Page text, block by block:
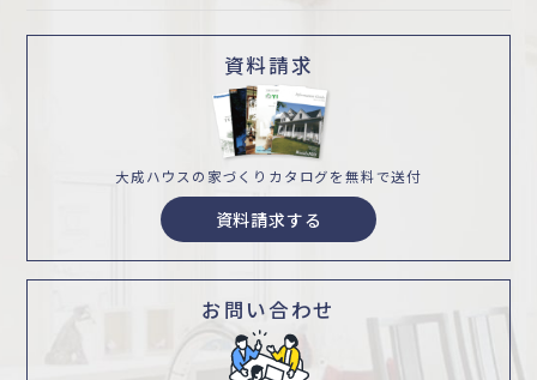
資料請求
大成ハウスの家づくり カタログを無料で送付
資料請求する
お問い合わせ